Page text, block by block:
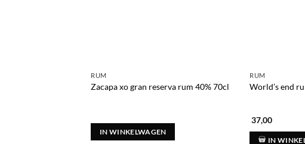
RUM
Zacapa xo gran reserva rum 40% 70cl
IN WINKELWAGEN
RUM
World’s end
37,00
IN